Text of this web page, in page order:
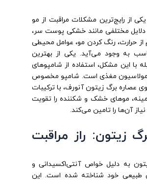
از رایج‌ترین مشکلات مراقبت از مو
مختلفی مانند خشکی پوست سر،
از حرارت، رنگ کردن مو، عوامل محیطی
به وجود می‌آید. یکی از بهترین
با این مشکل، استفاده از شامپوهای
مغذی است. شامپو مخصوص
برگ زیتون آنورف، با ترکیبات
موهای خشک و شکننده را تقویت
آن‌ها را تامین می‌کند.
زیتون: راز مراقبت
به دلیل خواص آنتی‌اکسیدانی و
طبیعی خود شناخته شده است. این